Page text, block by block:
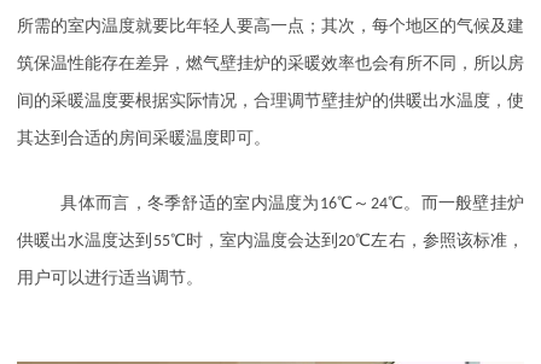
所需的室内温度就要比年轻人要高一点；其次，每个地区的气候及建
筑保温性能存在差异，燃气壁挂炉的采暖效率也会有所不同，所以房
间的采暖温度要根据实际情况，合理调节壁挂炉的供暖出水温度，使
其达到合适的房间采暖温度即可。
具体而言，冬季舒适的室内温度为 16℃～ 24℃。而一般壁挂炉
供暖出水温度达到 55℃时，室内温度会达到20℃左右，参照该标准，
用户可以进行适当调节。